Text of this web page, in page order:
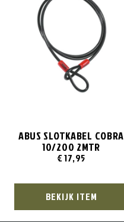
ABUS SLOTKABEL COBRA
10/200 2MTR
€17,95
BEKIJK ITEM